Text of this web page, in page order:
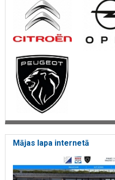
Mājas lapa internetā